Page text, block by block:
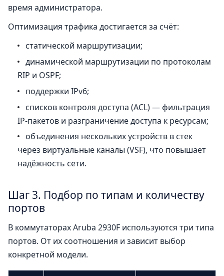
время администратора.
Оптимизация трафика достигается за счёт:
статической маршрутизации;
динамической маршрутизации по протоколам
RIP и OSPF;
поддержки IPv6;
списков контроля доступа (ACL) — фильтрация
IP-пакетов и разграничение доступа к ресурсам;
объединения нескольких устройств в стек
через виртуальные каналы (VSF), что повышает
надёжность сети.
Шаг 3. Подбор по типам и количеству
портов
В коммутаторах Aruba 2930F используются три типа
портов. От их соотношения и зависит выбор
конкретной модели.